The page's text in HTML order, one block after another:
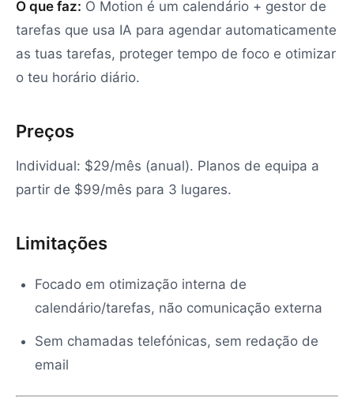
O que faz: O Motion é um calendário + gestor de
tarefas que usa IA para agendar automaticamente
as tuas tarefas, proteger tempo de foco e otimizar
o teu horário diário.
Preços
Individual: $29/mês (anual). Planos de equipa a
partir de $99/mês para 3 lugares.
Limitações
Focado em otimização interna de
calendário/tarefas, não comunicação externa
Sem chamadas telefónicas, sem redação de
email